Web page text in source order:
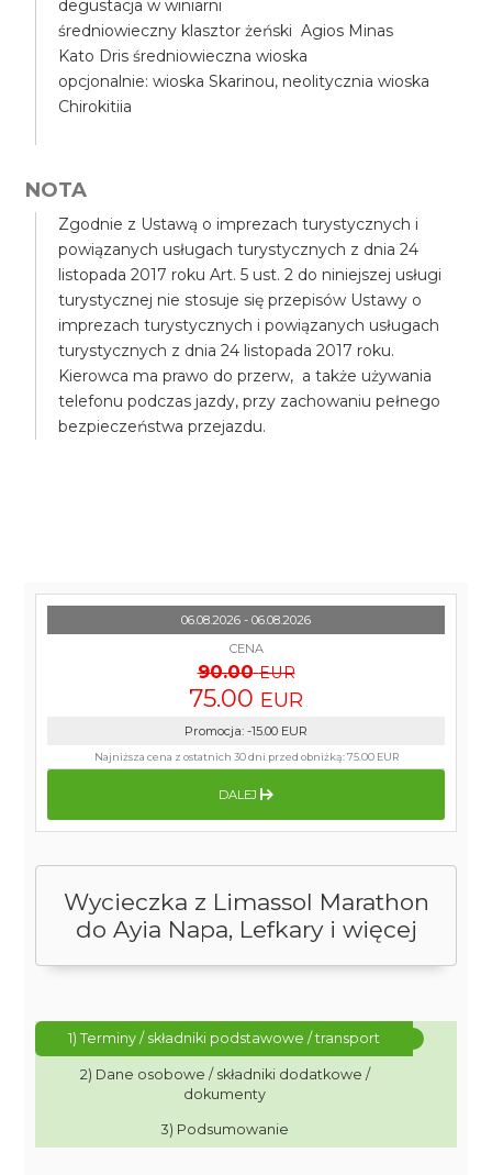
degustacja w winiarni
średniowieczny klasztor żeński Agios Minas
Kato Dris średniowieczna wioska
opcjonalnie: wioska Skarinou, neolitycznia wioska
Chirokitiia
NOTA
Zgodnie z Ustawą o imprezach turystycznych i
powiązanych usługach turystycznych z dnia 24
listopada 2017 roku Art. 5 ust. 2 do niniejszej usługi
turystycznej nie stosuje się przepisów Ustawy o
imprezach turystycznych i powiązanych usługach
turystycznych z dnia 24 listopada 2017 roku.
Kierowca ma prawo do przerw, a także używania
telefonu podczas jazdy, przy zachowaniu pełnego
bezpieczeństwa przejazdu.
Wycieczka z Limassol Marathon
do Ayia Napa, Lefkary i więcej
1) Terminy / składniki podstawowe / transport
2) Dane osobowe / składniki dodatkowe /
dokumenty
3) Podsumowanie
06.08.2026 - 06.08.2026
CENA
90.00 EUR
75.00 EUR
Promocja: -15.00 EUR
Najniższa cena z ostatnich 30 dni przed obniżką:75.00 EUR
DALEJ